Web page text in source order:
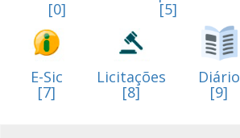
[0] [5]
E-Sic
[7]
Licitações
[8]
Diário
[9]